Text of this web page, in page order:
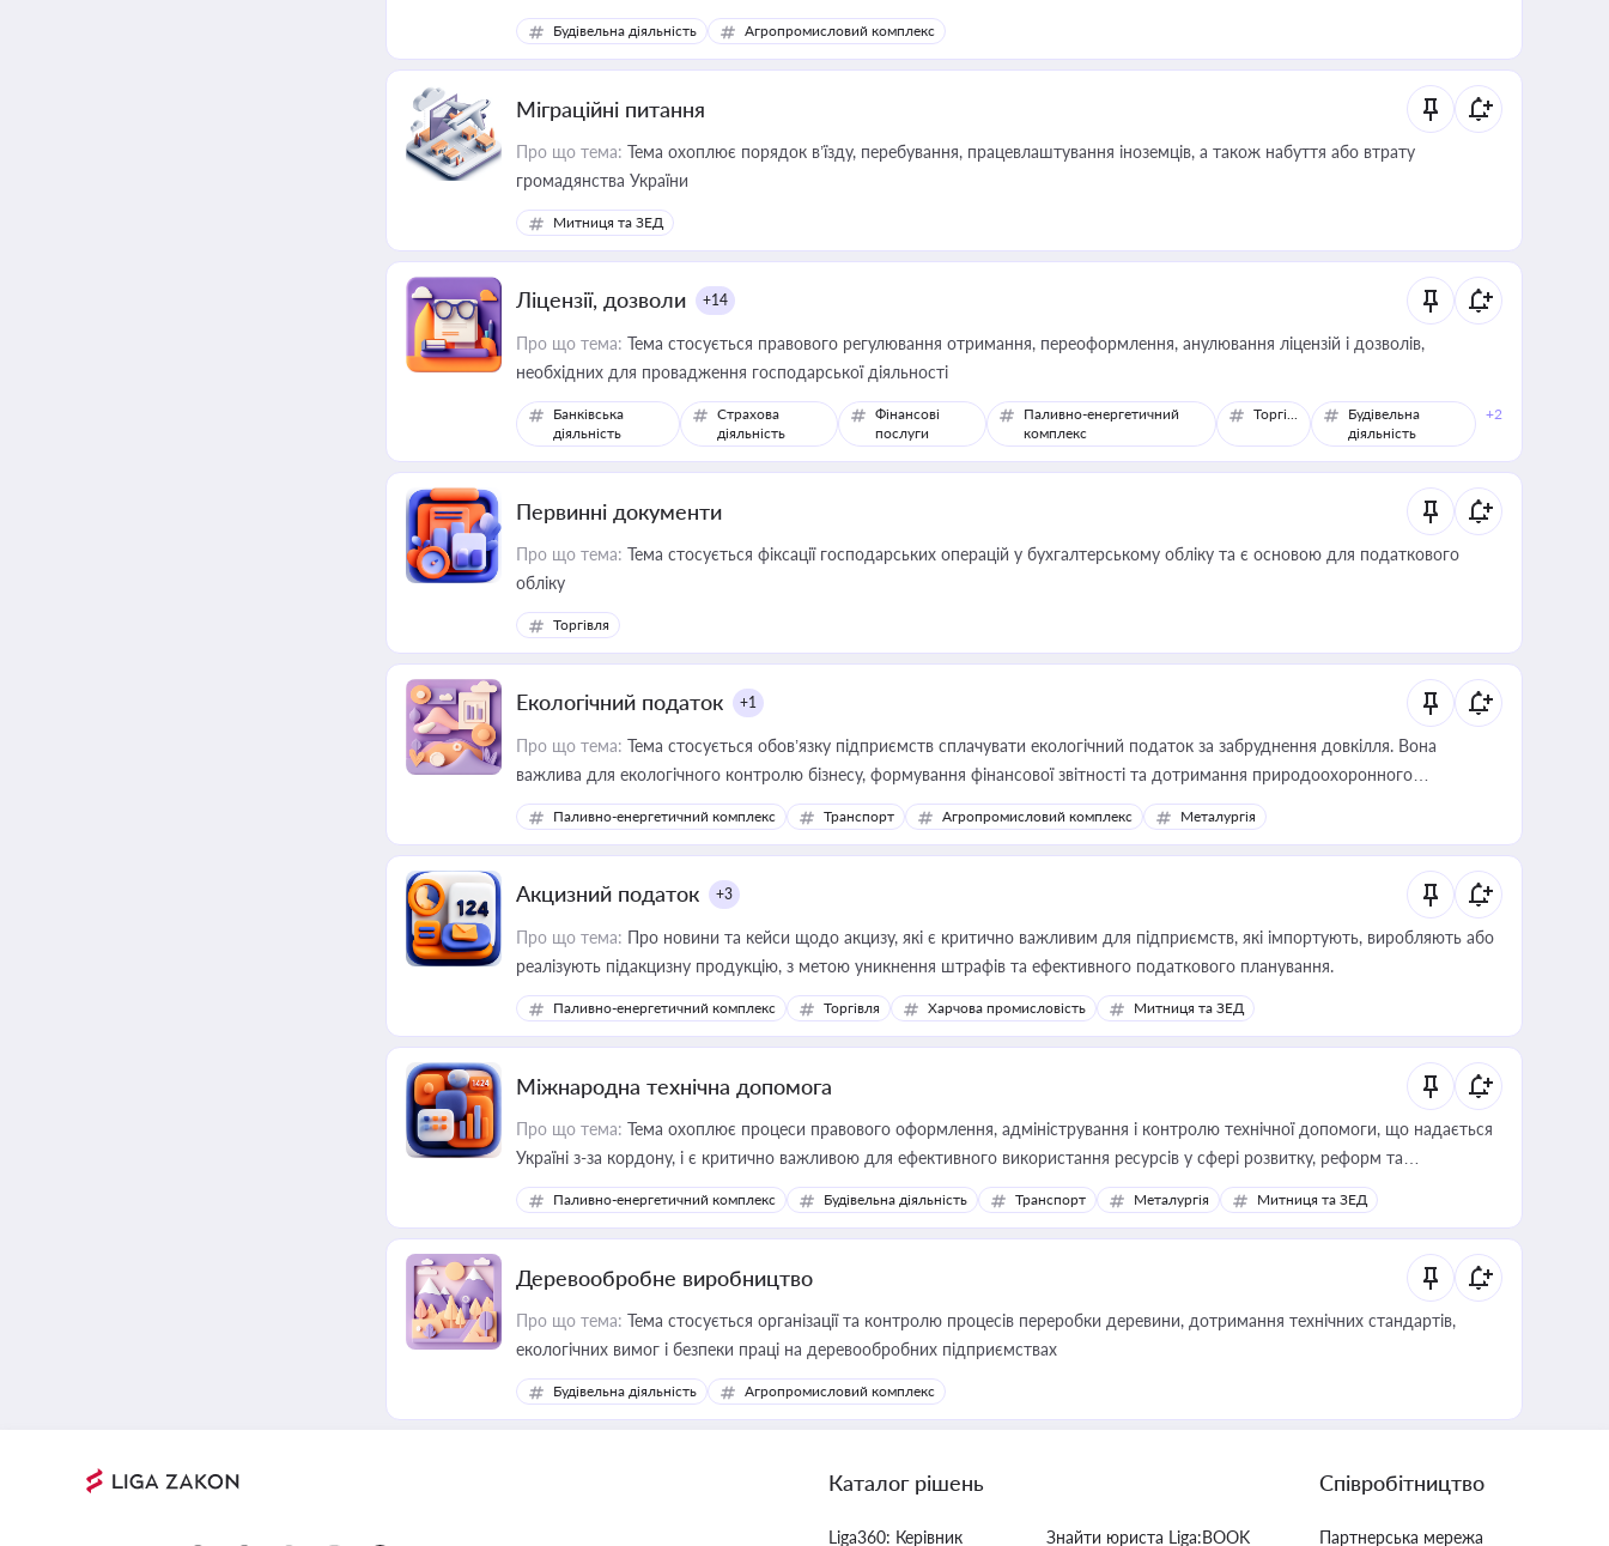
ресурсами
Будівельна діяльність Агропромисловий комплекс
Міграційні питання
Про що тема: Тема охоплює порядок в’їзду, перебування, працевлаштування іноземців, а також набуття або втрату
громадянства України
Митниця та ЗЕД
Ліцензії, дозволи +14
Про що тема: Тема стосується правового регулювання отримання, переоформлення, анулювання ліцензій і дозволів,
необхідних для провадження господарської діяльності
Банківська
діяльність
Страхова
діяльність
Фінансові
послуги
Паливно-енергетичний
комплекс
Торгівля
Будівельна
діяльність
+2
Первинні документи
Про що тема: Тема стосується фіксації господарських операцій у бухгалтерському обліку та є основою для податкового
обліку
Торгівля
Екологічний податок +1
Про що тема: Тема стосується обов’язку підприємств сплачувати екологічний податок за забруднення довкілля. Вона
важлива для екологічного контролю бізнесу, формування фінансової звітності та дотримання природоохоронного
законодавства
Паливно-енергетичний комплекс Транспорт Агропромисловий комплекс Металургія
Акцизний податок +3
Про що тема: Про новини та кейси щодо акцизу, які є критично важливим для підприємств, які імпортують, виробляють або
реалізують підакцизну продукцію, з метою уникнення штрафів та ефективного податкового планування.
Паливно-енергетичний комплекс Торгівля Харчова промисловість Митниця та ЗЕД
Міжнародна технічна допомога
Про що тема: Тема охоплює процеси правового оформлення, адміністрування і контролю технічної допомоги, що надається
Україні з-за кордону, і є критично важливою для ефективного використання ресурсів у сфері розвитку, реформ та
інфраструктурних проєктів
Паливно-енергетичний комплекс Будівельна діяльність Транспорт Металургія Митниця та ЗЕД
Деревообробне виробництво
Про що тема: Тема стосується організації та контролю процесів переробки деревини, дотримання технічних стандартів,
екологічних вимог і безпеки праці на деревообробних підприємствах
Будівельна діяльність Агропромисловий комплекс
Каталог рішень
Liga360: Керівник Знайти юриста Liga:BOOK
Співробітництво
Партнерська мережа